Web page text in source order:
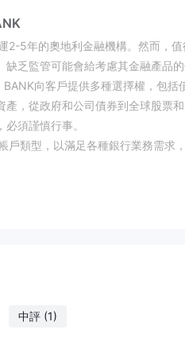
2-5年的奧地利金融機構。然而，
乏監管可能會給考慮其金融產品的
向客戶提供多種選擇權，包
產，從政府和公司債券到全球股票
須謹慎行事。
戶類型，以滿足各種銀行業務需
的最低存款要求。此外，客戶支
？中評 (1)